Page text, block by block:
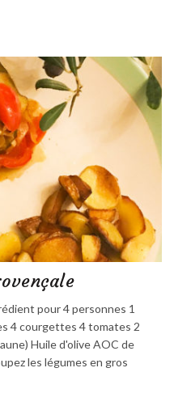
pour 4 personnes 1
4 courgettes 4 tomates 2
Huile d'olive AOC de
les légumes en gros